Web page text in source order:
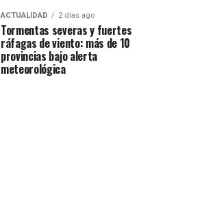
ACTUALIDAD 2 días ago
Tormentas severas y fuertes
ráfagas de viento: más de 10
provincias bajo alerta
meteorológica